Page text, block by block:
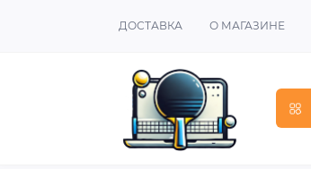
ДОСТАВКА О МАГАЗИНЕ